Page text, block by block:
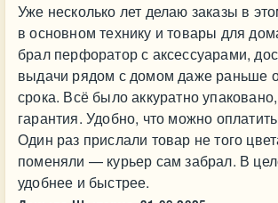
Уже несколько лет делаю заказы в
в основном технику и товары для
брал перфоратор с аксессуарами,
выдачи рядом с домом даже раньше
срока. Всё было аккуратно
гарантия. Удобно, что можно
Один раз прислали товар не того
поменяли — курьер сам забрал. В
удобнее и быстрее.